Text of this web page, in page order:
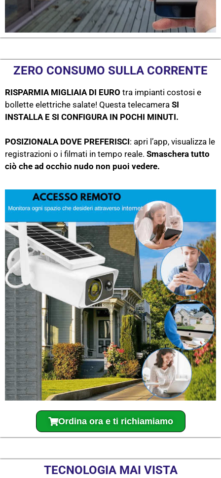
ZERO CONSUMO SULLA CORRENTE
RISPARMIA MIGLIAIA DI EURO tra impianti costosi e
bollette elettriche salate! Questa telecamera SI
INSTALLA E SI CONFIGURA IN POCHI MINUTI.
POSIZIONALA DOVE PREFERISCI: apri l’app, visualizza le
registrazioni o i filmati in tempo reale. Smaschera tutto
ciò che ad occhio nudo non puoi vedere.
Ordina ora e ti richiamiamo
TECNOLOGIA MAI VISTA